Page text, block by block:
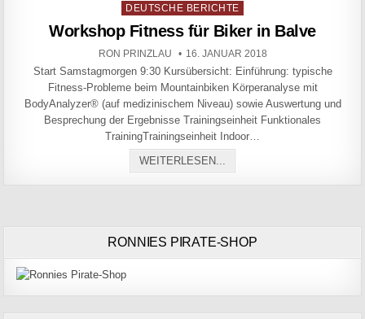
Posted in
DEUTSCHE BERICHTE
Workshop Fitness für Biker in Balve
AUTHOR:
RON PRINZLAU PUBLISHED DATE:
16. JANUAR 2018
Start Samstagmorgen 9:30 Kursübersicht: Einführung: typische
Fitness-Probleme beim Mountainbiken Körperanalyse mit
BodyAnalyzer® (auf medizinischem Niveau) sowie Auswertung und
Besprechung der Ergebnisse Trainingseinheit Funktionales
TrainingTrainingseinheit Indoor…
WEITERLESEN...
RONNIES PIRATE-SHOP